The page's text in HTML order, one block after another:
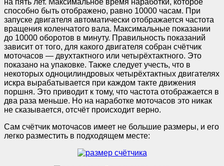
способно быть отображено, равно 10000 часам. При
запуске двигателя автоматически отображается частота
вращения коленчатого вала. Максимальные показании
до 10000 оборотов в минуту. Правильность показаний
зависит от того, для какого двигателя собран счётчик
моточасов — двухтактного или четырёхтактного. Это
показано на упаковке. Также следует учесть, что в
некоторых одноцилиндровых четырёхтактных двигателях
искра вырабатывается при каждом такте движения
поршня. Это приводит к тому, что частота отображается в
два раза меньше. Но на наработке моточасов это никак
не сказывается, отсчёт происходит верно.
Сам счётчик моточасов имеет не большие размеры, и его
легко разместить в подходящем месте: